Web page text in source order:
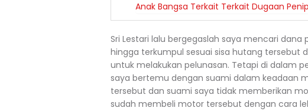
Anak Bangsa Terkait Terkait Dugaan
Sri Lestari lalu bergegaslah saya mencari
hingga terkumpul sesuai sisa hutang tersebut
untuk melakukan pelunasan. Tetapi di dalam
saya bertemu dengan suami dalam keadaan
tersebut dan suami saya tidak memberikan
sudah membeli motor tersebut dengan cara